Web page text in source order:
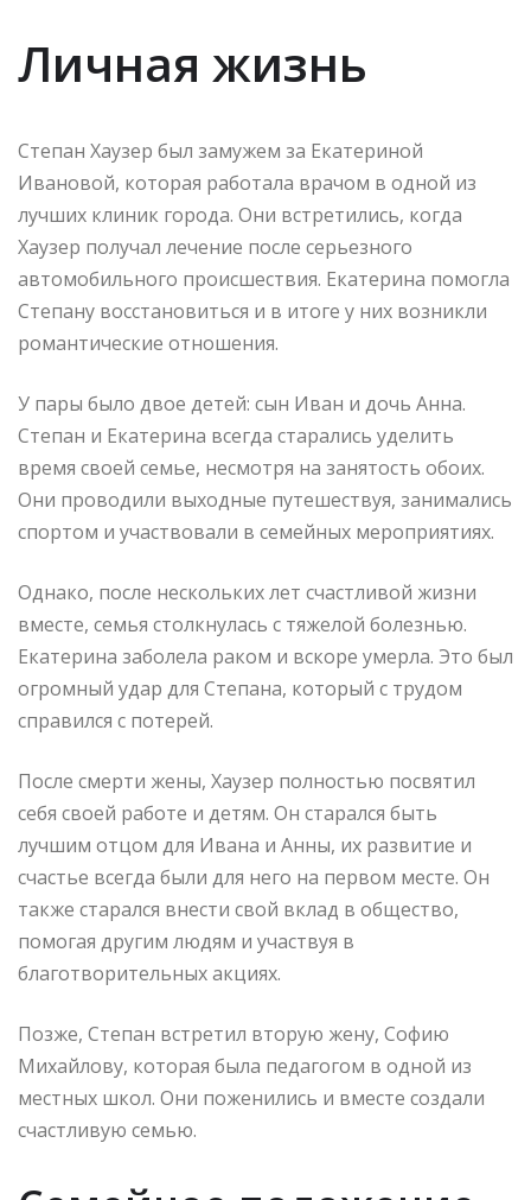
Личная жизнь
Степан Хаузер был замужем за Екатериной
Ивановой, которая работала врачом в одной из
лучших клиник города. Они встретились, когда
Хаузер получал лечение после серьезного
автомобильного происшествия. Екатерина помогла
Степану восстановиться и в итоге у них возникли
романтические отношения.
У пары было двое детей: сын Иван и дочь Анна.
Степан и Екатерина всегда старались уделить
время своей семье, несмотря на занятость обоих.
Они проводили выходные путешествуя, занимались
спортом и участвовали в семейных мероприятиях.
Однако, после нескольких лет счастливой жизни
вместе, семья столкнулась с тяжелой болезнью.
Екатерина заболела раком и вскоре умерла. Это был
огромный удар для Степана, который с трудом
справился с потерей.
После смерти жены, Хаузер полностью посвятил
себя своей работе и детям. Он старался быть
лучшим отцом для Ивана и Анны, их развитие и
счастье всегда были для него на первом месте. Он
также старался внести свой вклад в общество,
помогая другим людям и участвуя в
благотворительных акциях.
Позже, Степан встретил вторую жену, Софию
Михайлову, которая была педагогом в одной из
местных школ. Они поженились и вместе создали
счастливую семью.